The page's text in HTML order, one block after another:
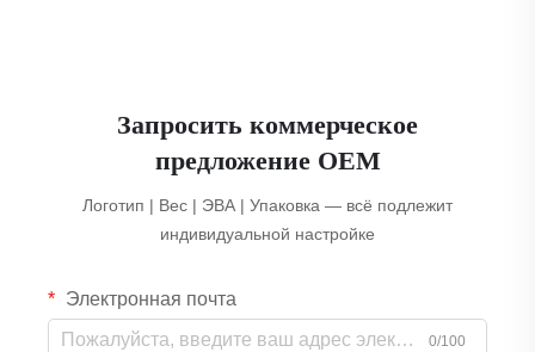
Запросить коммерческое
предложение OEM
Логотип | Вес | ЭВА | Упаковка — всё подлежит
индивидуальной настройке
Электронная почта
0/100